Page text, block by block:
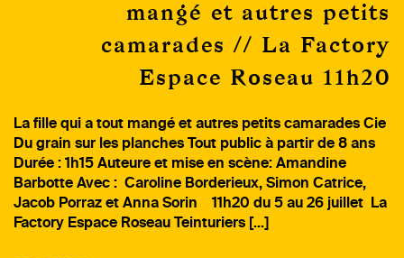
mangé et autres petits
camarades // La Factory
Espace Roseau 11h20
La fille qui a tout mangé et autres petits camarades Cie
Du grain sur les planches Tout public à partir de 8 ans
Durée : 1h15 Auteure et mise en scène: Amandine
Barbotte Avec : Caroline Borderieux, Simon Catrice,
Jacob Porraz et Anna Sorin 11h20 du 5 au 26 juillet La
Factory Espace Roseau Teinturiers […]